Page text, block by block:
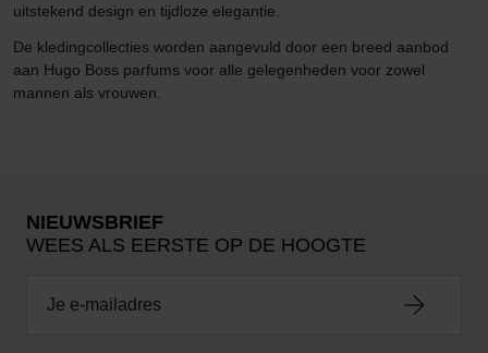
uitstekend design en tijdloze elegantie.
De kledingcollecties worden aangevuld door een breed aanbod
aan Hugo Boss parfums voor alle gelegenheden voor zowel
mannen als vrouwen.
NIEUWSBRIEF
WEES ALS EERSTE OP DE HOOGTE